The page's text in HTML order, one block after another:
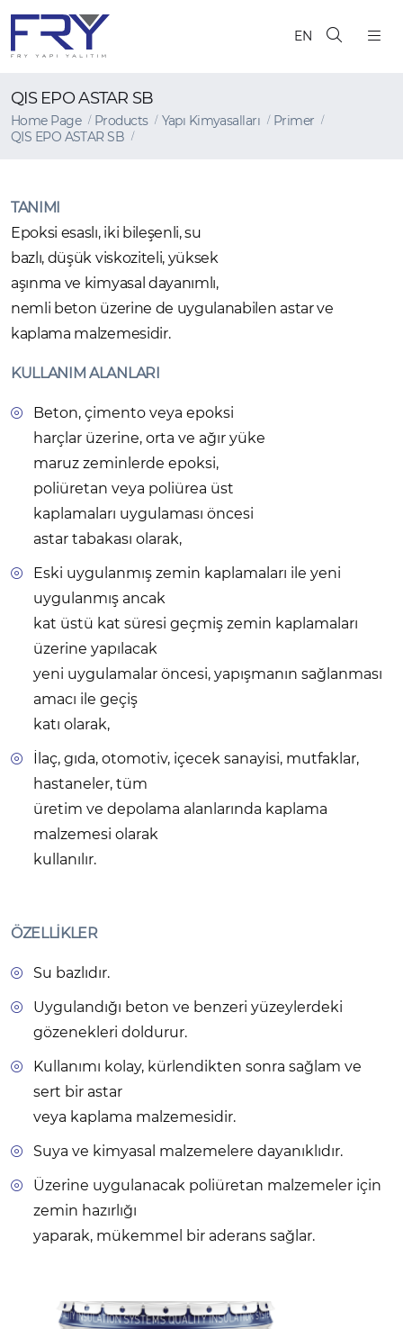
EN
QIS EPO ASTAR SB
Home Page Products Yapı Kimyasalları
Primer
QIS EPO ASTAR SB
TANIMI
Epoksi esaslı, iki bileşenli, su
bazlı, düşük viskoziteli, yüksek
aşınma ve kimyasal dayanımlı,
nemli beton üzerine de uygulanabilen astar ve
kaplama malzemesidir.
KULLANIM ALANLARI
Beton, çimento veya epoksi
harçlar üzerine, orta ve ağır yüke
maruz zeminlerde epoksi,
poliüretan veya poliürea üst
kaplamaları uygulaması öncesi
astar tabakası olarak,
Eski uygulanmış zemin kaplamaları ile yeni
uygulanmış ancak
kat üstü kat süresi geçmiş zemin kaplamaları
üzerine yapılacak
yeni uygulamalar öncesi, yapışmanın sağlanması
amacı ile geçiş
katı olarak,
İlaç, gıda, otomotiv, içecek sanayisi, mutfaklar,
hastaneler, tüm
üretim ve depolama alanlarında kaplama
malzemesi olarak
kullanılır.
ÖZELLİKLER
Su bazlıdır.
Uygulandığı beton ve benzeri yüzeylerdeki
gözenekleri doldurur.
Kullanımı kolay, kürlendikten sonra sağlam ve
sert bir astar
veya kaplama malzemesidir.
Suya ve kimyasal malzemelere dayanıklıdır.
Üzerine uygulanacak poliüretan malzemeler için
zemin hazırlığı
yaparak, mükemmel bir aderans sağlar.